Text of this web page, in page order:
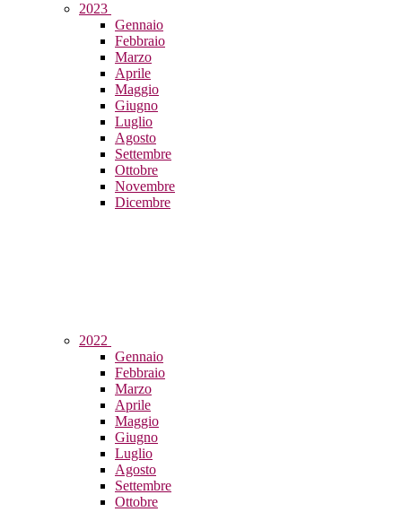
2023
Gennaio
Febbraio
Marzo
Aprile
Maggio
Giugno
Luglio
Agosto
Settembre
Ottobre
Novembre
Dicembre
2022
Gennaio
Febbraio
Marzo
Aprile
Maggio
Giugno
Luglio
Agosto
Settembre
Ottobre